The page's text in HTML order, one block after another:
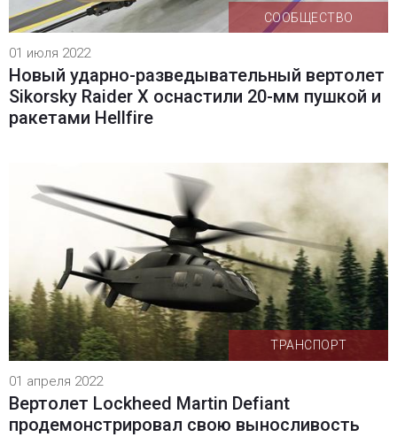
СООБЩЕСТВО
01 июля 2022
Новый ударно-разведывательный вертолет
Sikorsky Raider X оснастили 20-мм пушкой и
ракетами Hellfire
ТРАНСПОРТ
01 апреля 2022
Вертолет Lockheed Martin Defiant
продемонстрировал свою выносливость